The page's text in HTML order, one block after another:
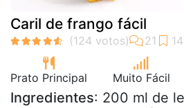
Caril de frango fácil
Prato Principal Muito Fácil
Ingredientes: 200 ml de